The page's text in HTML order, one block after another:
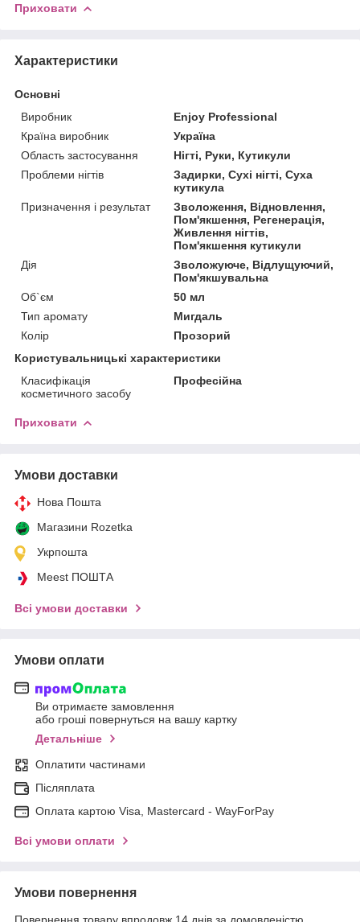
Приховати
Характеристики
Основні
Виробник
Enjoy Professional
Країна виробник
Україна
Область застосування
Нігті, Руки, Кутикули
Проблеми нігтів
Задирки, Сухі нігті, Суха
кутикула
Призначення і результат
Зволоження, Відновлення,
Пом'якшення, Регенерація,
Живлення нігтів,
Пом'якшення кутикули
Дія
Зволожуюче, Відлущуючий,
Пом'якшувальна
Об`єм
50 мл
Тип аромату
Мигдаль
Колір
Прозорий
Користувальницькі характеристики
Класифікація
косметичного засобу
Професійна
Приховати
Умови доставки
Нова Пошта
Магазини Rozetka
Укрпошта
Meest ПОШТА
Всі умови доставки
Умови оплати
Ви отримаєте замовлення
або гроші повернуться на вашу картку
Детальніше
Оплатити частинами
Післяплата
Оплата картою Visa, Mastercard - WayForPay
Всі умови оплати
Умови повернення